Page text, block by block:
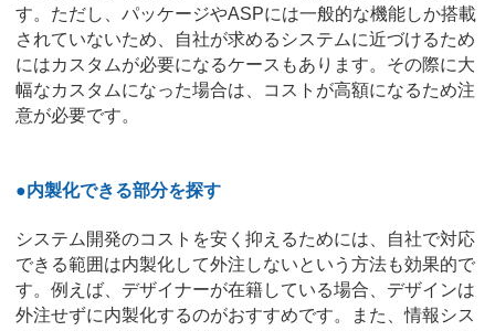
す。ただし、パッケージやASPには一般的な機能しか搭載
されていないため、自社が求めるシステムに近づけるため
にはカスタムが必要になるケースもあります。その際に大
幅なカスタムになった場合は、コストが高額になるため注
意が必要です。
●内製化できる部分を探す
システム開発のコストを安く抑えるためには、自社で対応
できる範囲は内製化して外注しないという方法も効果的で
す。例えば、デザイナーが在籍している場合、デザインは
外注せずに内製化するのがおすすめです。また、情報シス